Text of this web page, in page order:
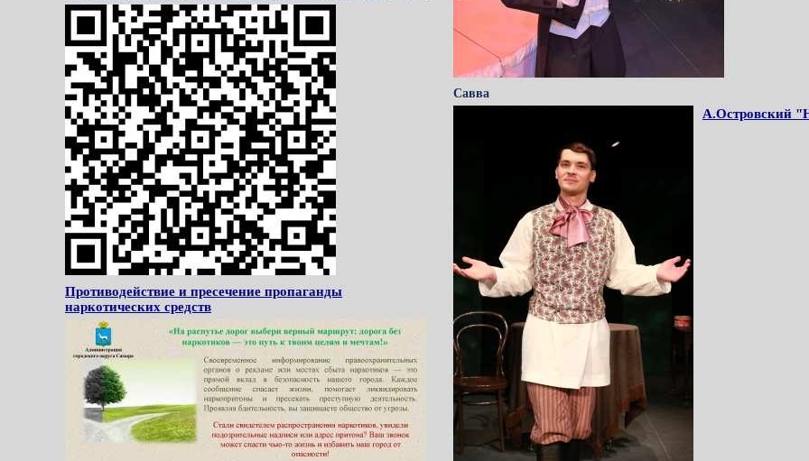
Противодействие и пресечение пропаганды
наркотических средств
Савва
А.Островский